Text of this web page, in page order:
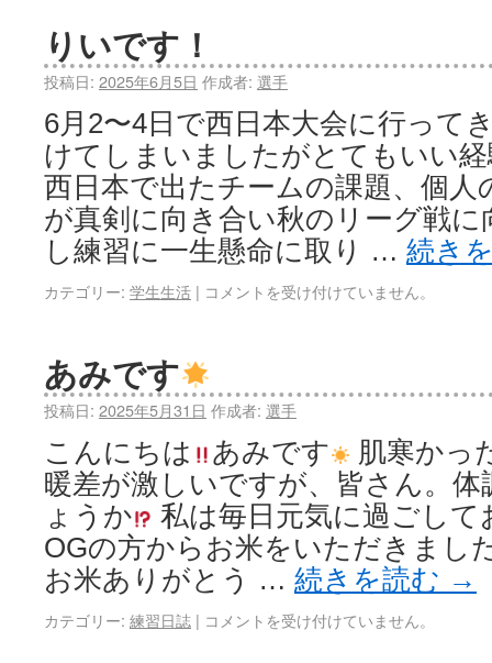
りいです！
投稿日: 2025年6月5日 作成者: 選手
6月2〜4日で西日本大会に行って
けてしまいましたがとてもいい
西日本で出たチームの課題、個人
が真剣に向き合い秋のリーグ戦に
し練習に一生懸命に取り … 続き
カテゴリー: 学生生活 | コメントを受け付けていません。
あみです
投稿日: 2025年5月31日 作成者: 選手
こんにちは あみです
肌寒かっ
暖差が激しいですが、皆さん。
ょうか
私は毎日元気に過ごして
OGの方からお米をいただきまし
お米ありがとう … 続きを読む →
カテゴリー: 練習日誌 | コメントを受け付けていません。